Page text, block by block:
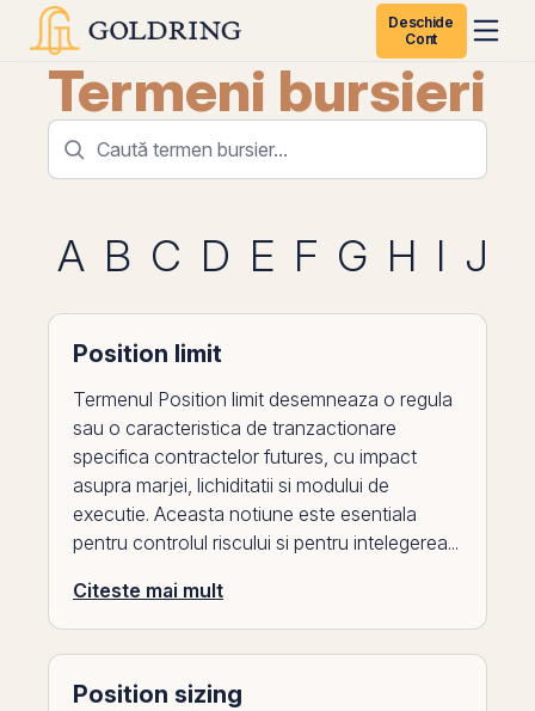
Deschide
Cont
Termeni bursieri
A B C D E F G H I J
Position limit
Termenul Position limit desemneaza o regula
sau o caracteristica de tranzactionare
specifica contractelor futures, cu impact
asupra marjei, lichiditatii si modului de
executie. Aceasta notiune este esentiala
pentru controlul riscului si pentru intelegerea...
Citeste mai mult
Position sizing